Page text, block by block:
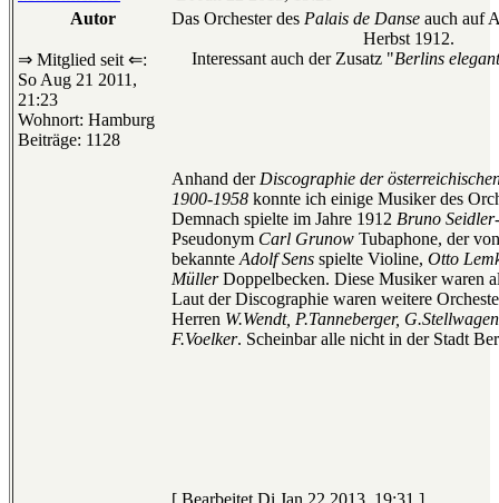
Autor
⇒ Mitglied seit ⇐:
So Aug 21 2011,
21:23
Wohnort: Hamburg
Beiträge: 1128
Das Orchester des Palais de Danse auch auf
Herbst 1912.
Interessant auch der Zusatz "Berlins
Anhand der Discographie der
1900-1958 konnte ich einige Musiker des
Demnach spielte im Jahre 1912 Bruno
Pseudonym Carl Grunow Tubaphone, der
bekannte Adolf Sens spielte Violine, Otto
MüllerDoppelbecken. Diese Musiker waren
Laut der Discographie waren weitere
Herren W.Wendt, P.Tanneberger,
F.Voelker. Scheinbar alle nicht in der Stadt